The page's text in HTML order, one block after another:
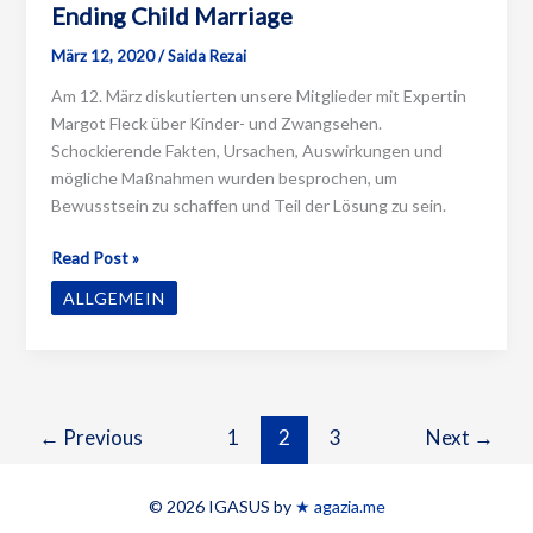
Ending Child Marriage
März 12, 2020/Saida Rezai
Am 12. März diskutierten unsere Mitglieder mit Expertin
Margot Fleck über Kinder- und Zwangsehen.
Schockierende Fakten, Ursachen, Auswirkungen und
mögliche Maßnahmen wurden besprochen, um
Bewusstsein zu schaffen und Teil der Lösung zu sein.
Ending
Child
Marriage
Read Post »
ALLGEMEIN
← Previous 1 2 3 Next →
© 2026 IGASUS by ★ agazia.me